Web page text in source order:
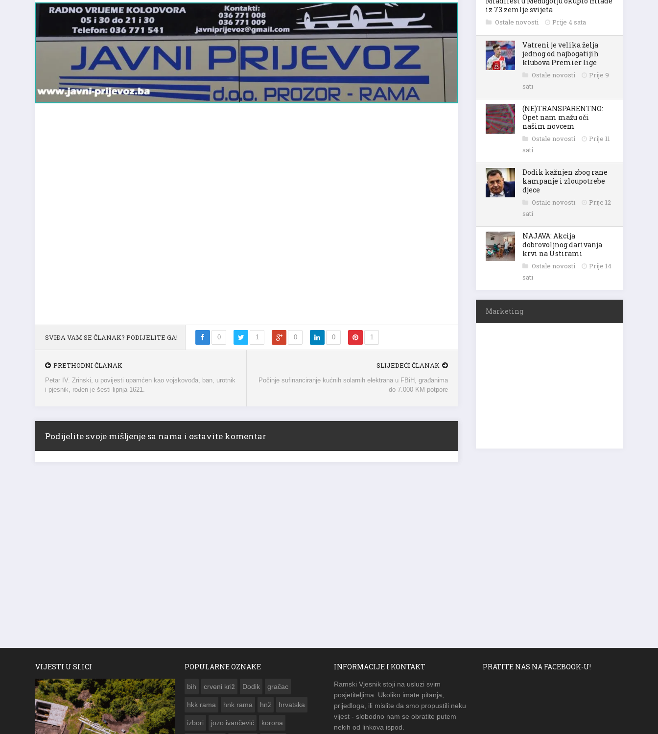
SVIĐA VAM SE ČLANAK? PODIJELITE GA! 0 1 0 0 1
PRETHODNI ČLANAK
i pjesnik, rođen je šesti lipnja 1621.
SLIJEDEĆI ČLANAK
do 7.000 KM potpore
Podijelite svoje mišljenje sa nama i ostavite komentar
iz 73 zemlje svijeta
Ostale novosti Prije 4 sata
Vatreni je velika želja
jednog od najbogatijih
klubova Premier lige
Ostale novosti
Prije 9
sati
(NE)TRANSPARENTNO:
Opet nam mažu oči
našim novcem
Ostale novosti
Prije 11
sati
Dodik kažnjen zbog rane
kampanje i zloupotrebe
djece
Ostale novosti
Prije 12
sati
NAJAVA: Akcija
dobrovoljnog darivanja
krvi na Ustirami
Ostale novosti
Prije 14
sati
Marketing
posjetiteljima. Ukoliko imate pitanja,
prijedloga, ili mislite da smo propustili neku
vijest - slobodno nam se obratite putem
nekih od linkova ispod.